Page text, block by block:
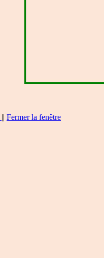
|| Fermer la fenêtre